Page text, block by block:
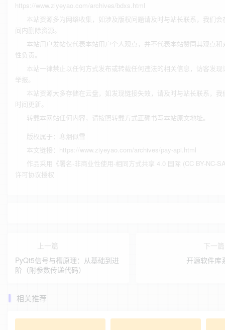
https://www.ziyeyao.com/archives/bdxs.html
本站资源多为网络收集，如涉及版权问题请及时与站长联系，我们会
间内删除资源。
本站用户发帖仅代表本站用户个人观点，并不代表本站赞同其观点和
性负责。
本站一律禁止以任何方式发布或转载任何违法的相关信息，访客发现
举报。
本站资源大多存储在云盘，如发现链接失效，请及时与站长联系，我
时间更新。
转载本网站任何内容，请按照转载方式正确书写本站原文地址。
版权属于： 寒烟似雪
本文链接： https://www.ziyeyao.com/archives/pay-api.html
作品采用
署名-非商业性使用-相同方式共享 4.0 国际 (CC BY-NC-
许可协议授权
上一篇
PyQt5信号与槽原理：从基础到进
阶（附参数传递代码）
下一
开源软件库
相关推荐